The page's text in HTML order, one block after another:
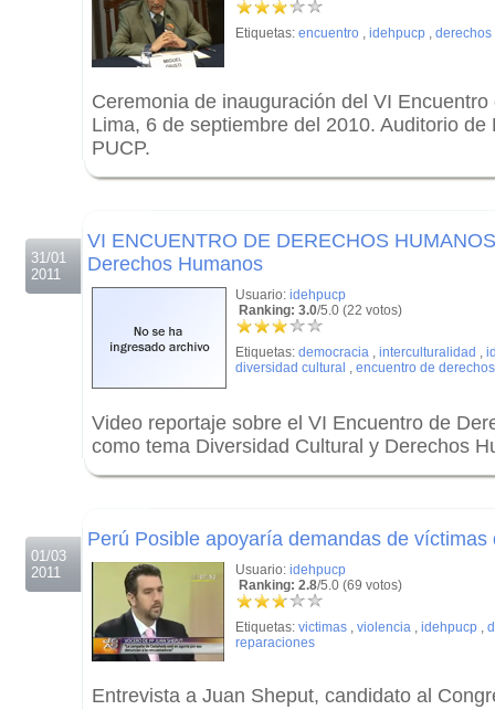
Etiquetas: encuentro , idehpucp , derechos
Ceremonia de inauguración del VI
Lima, 6 de septiembre del 2010. Auditorio
PUCP.
31/01
2011
VI ENCUENTRO DE DERECHOS
Derechos Humanos
Usuario: idehpucp
Ranking: 3.0/5.0 (22 votos)
Etiquetas: democracia , interculturalidad ,
diversidad cultural , encuentro de
Video reportaje sobre el VI Encuentro de
como tema Diversidad Cultural y Derechos
01/03
2011
Perú Posible apoyaría demandas de víctimas
Usuario: idehpucp
Ranking: 2.8/5.0 (69 votos)
Etiquetas: victimas , violencia , idehpucp ,
reparaciones
Entrevista a Juan Sheput, candidato al